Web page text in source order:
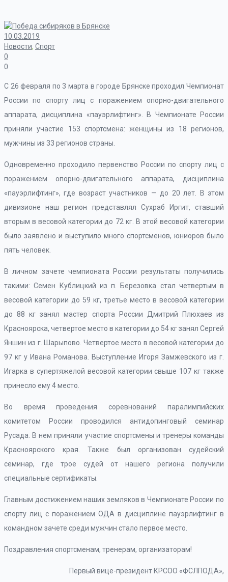
10.03.2019
Новости, Спорт
0
0
С 26 февраля по 3 марта в городе Брянске проходил Чемпионат
России по спорту лиц с поражением опорно-двигательного
аппарата, дисциплина «пауэрлифтинг». В Чемпионате России
приняли участие 153 спортсмена: женщины из 18 регионов,
мужчины из 33 регионов страны.
Одновременно проходило первенство России по спорту лиц с
поражением опорно-двигательного аппарата, дисциплина
«пауэрлифтинг», где возраст участников — до 20 лет. В этом
дивизионе наш регион представлял Сухраб Иргит, ставший
вторым в весовой категории до 72 кг. В этой весовой категории
было заявлено и выступило много спортсменов, юниоров было
пять человек.
В личном зачете чемпионата России результаты получились
такими: Семен Кублицкий из п. Березовка стал четвертым в
весовой категории до 59 кг, третье место в весовой категории
до 88 кг занял мастер спорта России Дмитрий Плюхаев из
Красноярска, четвертое место в категории до 54 кг занял Сергей
Яншин из г. Шарыпово. Четвертое место в весовой категории до
97 кг у Ивана Романова. Выступление Игоря Замжевского из г.
Игарка в супертяжелой весовой категории свыше 107 кг также
принесло ему 4 место.
Во время проведения соревнований паралимпийских
комитетом России проводился антидопинговый семинар
Русада. В нем приняли участие спортсмены и тренеры команды
Красноярского края. Также был организован судейский
семинар, где трое судей от нашего региона получили
специальные сертификаты.
Главным достижением наших земляков в Чемпионате России по
спорту лиц с поражением ОДА в дисциплине пауэрлифтинг в
командном зачете среди мужчин стало первое место.
Поздравления спортсменам, тренерам, организаторам!
Первый вице-президент КРСОО «ФСЛПОДА»,